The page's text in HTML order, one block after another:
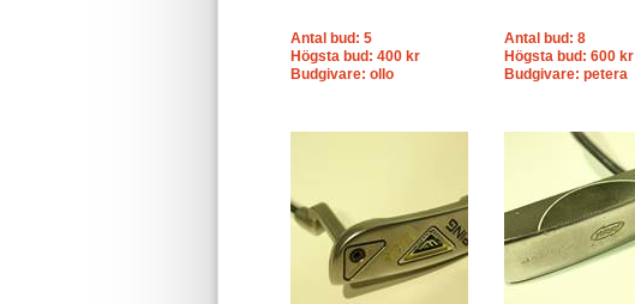
Antal bud: 5
Högsta bud: 400 kr
Budgivare: ollo
Antal bud: 8
Högsta bud: 600 kr
Budgivare: petera